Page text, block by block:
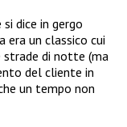
dice in gergo
era un classico cui
strade di notte (ma
del cliente in
un tempo non